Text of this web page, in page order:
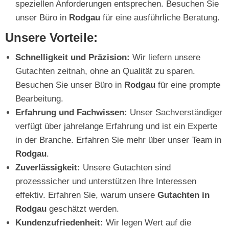
speziellen Anforderungen entsprechen. Besuchen Sie
unser Büro in Rodgau für eine ausführliche Beratung.
Unsere Vorteile:
Schnelligkeit und Präzision: Wir liefern unsere
Gutachten zeitnah, ohne an Qualität zu sparen.
Besuchen Sie unser Büro in Rodgau für eine prompte
Bearbeitung.
Erfahrung und Fachwissen: Unser Sachverständiger
verfügt über jahrelange Erfahrung und ist ein Experte
in der Branche. Erfahren Sie mehr über unser Team in
Rodgau.
Zuverlässigkeit: Unsere Gutachten sind
prozesssicher und unterstützen Ihre Interessen
effektiv. Erfahren Sie, warum unsere Gutachten in
Rodgau geschätzt werden.
Kundenzufriedenheit: Wir legen Wert auf die